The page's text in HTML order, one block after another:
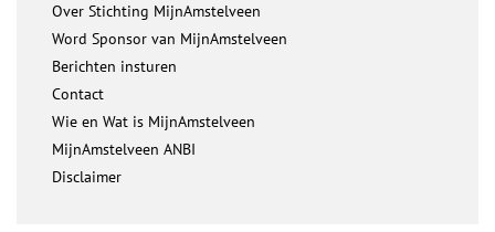
Over Stichting MijnAmstelveen
Word Sponsor van MijnAmstelveen
Berichten insturen
Contact
Wie en Wat is MijnAmstelveen
MijnAmstelveen ANBI
Disclaimer